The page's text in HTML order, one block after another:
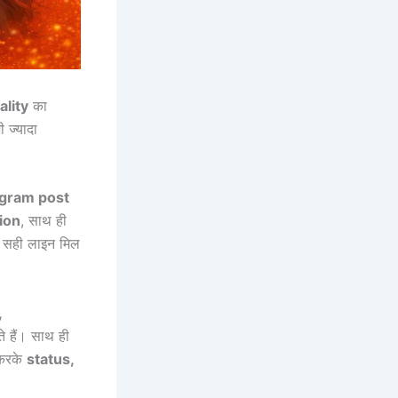
का
post
, साथ ही
लाइन मिल
हैं। साथ ही
status,